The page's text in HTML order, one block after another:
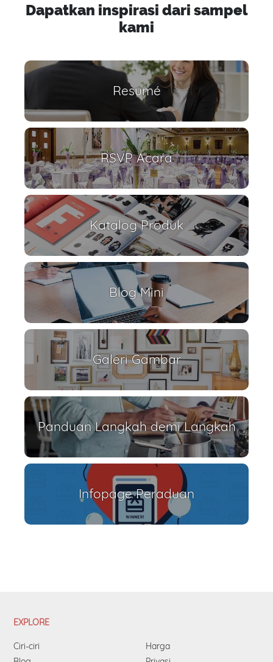
Dapatkan inspirasi dari sampel
kami
Resumé
RSVP Acara
Katalog Produk
Blog Mini
Galeri Gambar
Panduan Langkah demi Langkah
Infopage Peraduan
EXPLORE
Ciri-ciri
Harga